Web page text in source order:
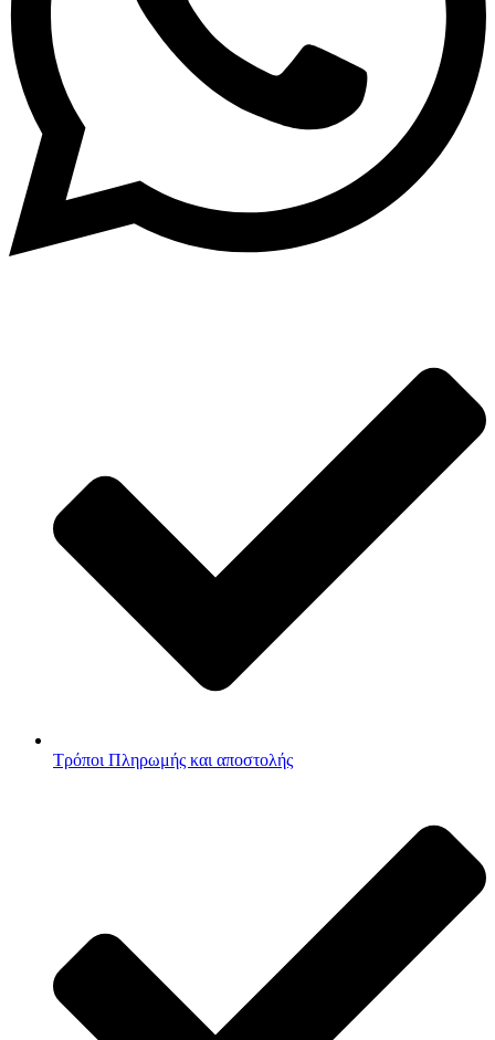
Τρόποι Πληρωμής και αποστολής